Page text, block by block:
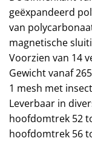
geëxpandeerd
van
magnetische
Voorzien van 14
Gewicht vanaf
1 mesh met
Leverbaar in
hoofdomtrek 52
hoofdomtrek 56